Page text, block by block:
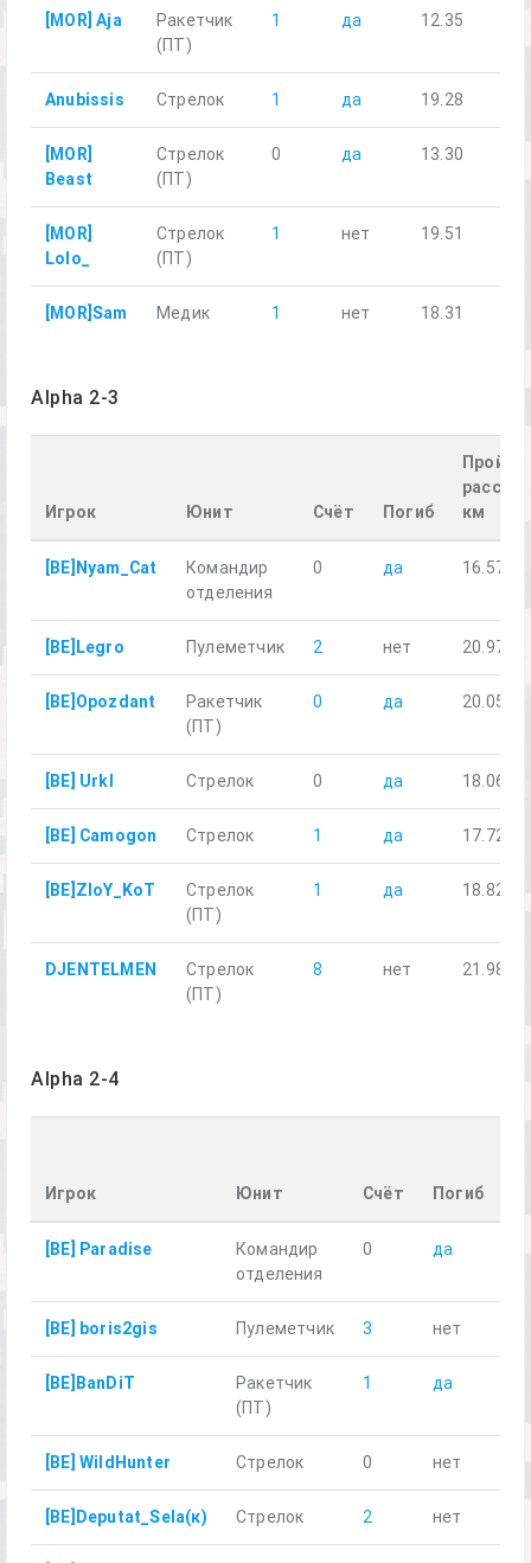
[MOR] Aja
Ракетчик
(ПТ)
1 да 12.35
Anubissis Стрелок 1 да 19.28
[MOR]
Beast
Стрелок
(ПТ)
0 да 13.30
[MOR]
Lolo_
Стрелок
(ПТ)
1 нет 19.51
[MOR]Sam Медик 1 нет 18.31
Alpha 2-3
Игрок Юнит Счёт Погиб
км
[BE]Nyam_Cat
Командир
отделения
0 да 16.57
[BE]Legro Пулеметчик 2 нет 20.97
[BE]Opozdant
Ракетчик
(ПТ)
0 да 20.05
[BE] Urkl Стрелок 0 да 18.06
[BE] Camogon Стрелок 1 да 17.72
[BE]ZloY_KoT
Стрелок
(ПТ)
1 да 18.82
DJENTELMEN
Стрелок
(ПТ)
8 нет 21.98
Alpha 2-4
Игрок Юнит Счёт Погиб
[BE] Paradise
Командир
отделения
0 да
[BE] boris2gis Пулеметчик 3 нет
[BE]BanDiT
Ракетчик
(ПТ)
1 да
[BE] WildHunter Стрелок 0 нет
[BE]Deputat_Sela(к) Стрелок 2 нет